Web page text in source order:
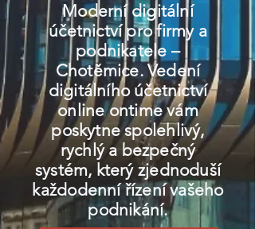
Moderní digitální
účetnictví pro firmy a
podnikatele –
Chotěmice. Vedení
digitálního účetnictví
online ontime vám
poskytne spolehlivý,
rychlý a bezpečný
systém, který zjednoduší
každodenní řízení vašeho
podnikání.